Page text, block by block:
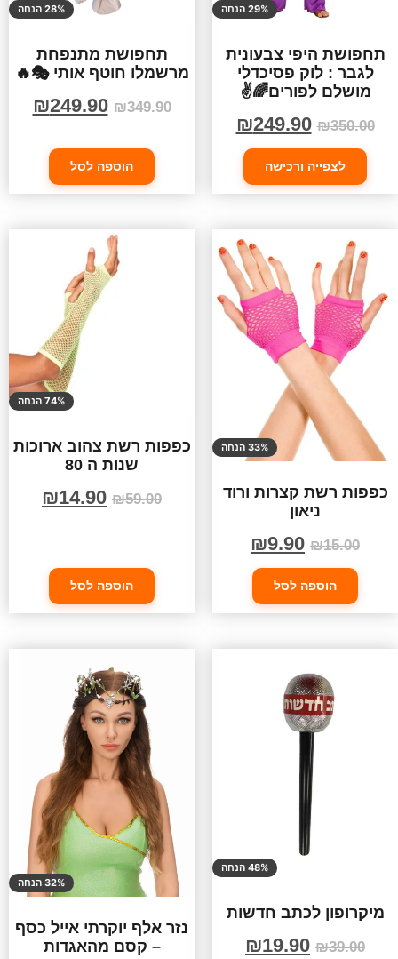
29% הנחה
תחפושת היפי צבעונית
לגבר : לוק פסיכדלי
מושלם לפורים🌈✌️
₪350.00
₪249.90
לצפייה ורכישה
28% הנחה
תחפושת מתנפחת
מרשמלו חוטף אותי 🎭🔥
₪349.90
₪249.90
הוספה לסל
33% הנחה
כפפות רשת קצרות ורוד
ניאון
₪15.00
₪9.90
הוספה לסל
74% הנחה
כפפות רשת צהוב ארוכות
שנות ה 80
₪59.00
₪14.90
הוספה לסל
48% הנחה
מיקרופון לכתב חדשות
₪39.00
₪19.90
32% הנחה
נזר אלף יוקרתי אייל כסף
– קסם מהאגדות